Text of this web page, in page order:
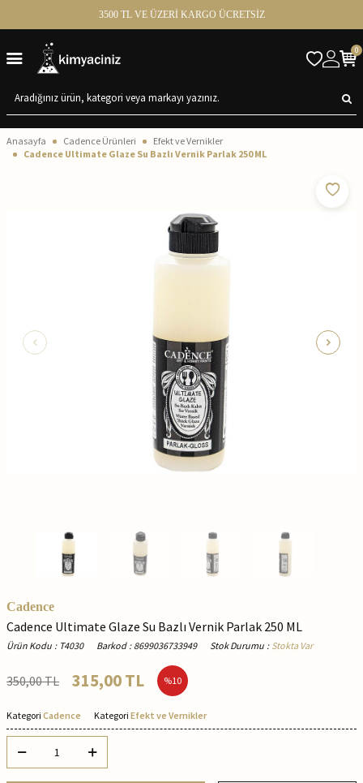
3500 TL VE ÜZERİ KARGO ÜCRETSİZ
0
Anasayfa Cadence Ürünleri
Efekt ve Vernikler
Cadence Ultimate Glaze Su Bazlı Vernik Parlak 250 ML
Cadence
Cadence Ultimate Glaze Su Bazlı Vernik Parlak 250 ML
Ürün Kodu : T4030 Barkod : 8699036733949 Stok Durumu : Stokta Var
350,00TL 315,00TL %10
Kategori Cadence Kategori Efekt ve Vernikler